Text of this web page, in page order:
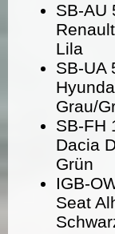
SB-AU
Lila
SB-UA
Grau/
SB-FH
Dacia
Grün
IGB-
Seat